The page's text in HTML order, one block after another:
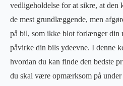
vedligeholdelse for at sikre, at
de mest grundlæggende, men
på bil, som ikke blot forlænger din
påvirke din bils ydeevne. I denne
hvordan du kan finde den bedste
du skal være opmærksom på